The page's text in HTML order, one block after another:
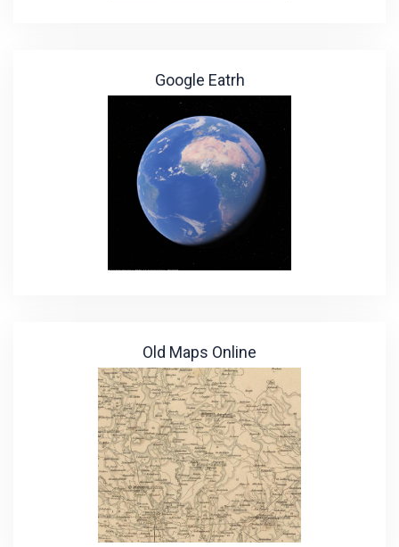
Google Eatrh
Old Maps Online